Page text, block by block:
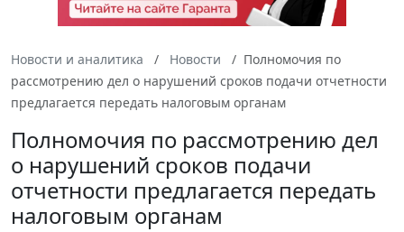
Новости и аналитика Новости
Полномочия по
рассмотрению дел о нарушений сроков подачи отчетности
предлагается передать налоговым органам
Полномочия по рассмотрению дел
о нарушений сроков подачи
отчетности предлагается передать
налоговым органам